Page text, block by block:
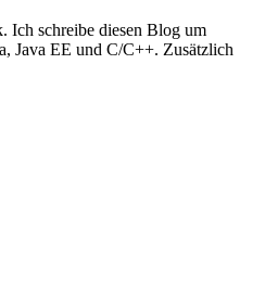
Ich schreibe diesen Blog um
Java EE und C/C++. Zusätzlich